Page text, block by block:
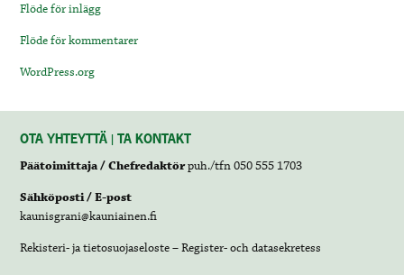
Flöde för inlägg
Flöde för kommentarer
WordPress.org
OTA YHTEYTTÄ | TA KONTAKT
Päätoimittaja / Chefredaktörpuh./tfn 050 555 1703
Sähköposti / E-post
kaunisgrani@kauniainen.fi
Rekisteri- ja tietosuojaseloste – Register- och datasekretess